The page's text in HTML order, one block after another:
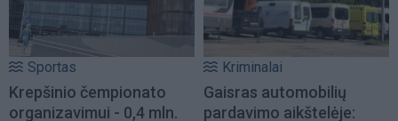
Sportas
Krepšinio čempionato
organizavimui - 0,4 mln.
Kriminalai
Gaisras automobilių
pardavimo aikštelėje: